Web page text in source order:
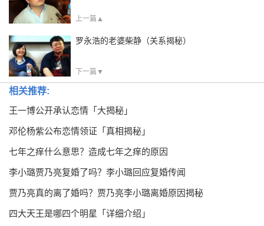
上一篇▲
罗永浩的老婆柴静（关系揭秘）
下一篇▼
相关推荐:
王一博公开承认恋情「大揭秘」
邓伦杨紫公布恋情领证「真相揭秘」
七年之痒什么意思？造成七年之痒的原因
李小璐贾乃亮复婚了吗？李小璐回应复婚传闻
贾乃亮真的离了婚吗？贾乃亮李小璐离婚原因揭秘
四大天王是哪四个明星「详细介绍」